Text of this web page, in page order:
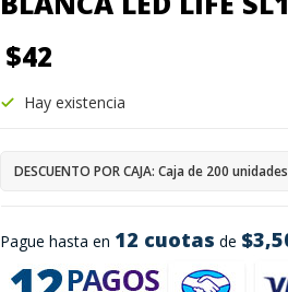
$42
Pague hasta en 12 cuotas de
Hay existencia
DESCUENTO POR CAJA: Caja de 200